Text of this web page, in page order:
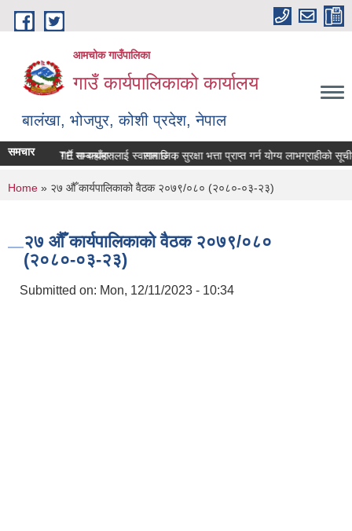
Skip to main content
आमचोक गाउँपालिका
गाउँ कार्यपालिकाको कार्यालय
बालंखा, भोजपुर, कोशी प्रदेश, नेपाल
WEBSITE मा यहाँहरुलाई स्वागत छ ।
समचार
विवरण पेश गर्ने सम्बन्धमा। सामाजिक सुरक्षा भत्ता प्राप्‍त गर्न योग्य लाभग्राहीको
You are here
Home » २७ औँ कार्यपालिकाको वैठक २०७९/०८० (२०८०-०३-२३)
२७ औँ कार्यपालिकाको वैठक २०७९/०८०
(२०८०-०३-२३)
Submitted on: Mon, 12/11/2023 - 10:34